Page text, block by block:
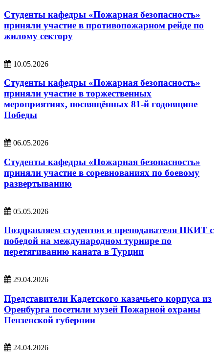
Студенты кафедры «Пожарная безопасность»
приняли участие в противопожарном рейде по
жилому сектору
10.05.2026
Студенты кафедры «Пожарная безопасность»
приняли участие в торжественных
мероприятиях, посвящённых 81-й годовщине
Победы
06.05.2026
Студенты кафедры «Пожарная безопасность»
приняли участие в соревнованиях по боевому
развертыванию
05.05.2026
Поздравляем студентов и преподавателя ПКИТ с
победой на международном турнире по
перетягиванию каната в Турции
29.04.2026
Представители Кадетского казачьего корпуса из
Оренбурга посетили музей Пожарной охраны
Пензенской губернии
24.04.2026